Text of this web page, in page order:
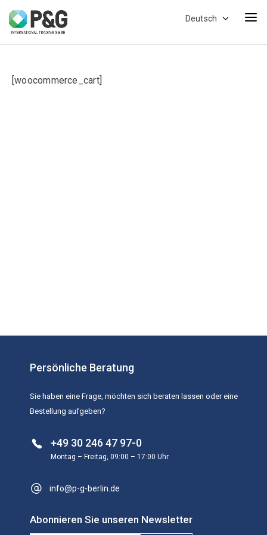
Deutsch
[woocommerce_cart]
Persönliche Beratung
Sie haben eine Frage, möchten sich beraten lassen oder eine
Bestellung aufgeben?
+49 30 246 47 97-0
Montag – Freitag, 09:00 – 17:00 Uhr
info@p-g-berlin.de
Abonnieren Sie unseren Newsletter